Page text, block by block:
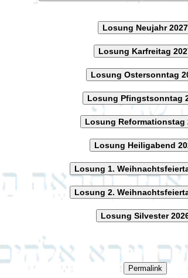
Losung Neujahr 2027
Losung Karfreitag
Losung Ostersonntag
Losung Pfingstsonntag
Losung Reformationstag
Losung Heiligabend
Losung 1.
Losung 2.
Losung Silvester
Permalink